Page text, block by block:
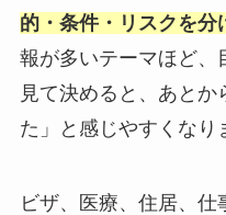
的・条件・リスクを分
報が多いテーマほど、
見て決めると、あと
た」と感じやすくなり
ビザ、医療、住居、